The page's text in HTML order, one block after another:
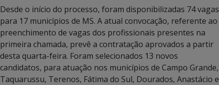
Desde o início do processo, foram disponibilizadas 74 vagas
para 17 municípios de MS. A atual convocação, referente ao
preenchimento de vagas dos profissionais presentes na
primeira chamada, prevê a contratação aprovados a partir
desta quarta-feira. Foram selecionados 13 novos
candidatos, para atuação nos municípios de Campo Grande,
Taquarussu, Terenos, Fátima do Sul, Dourados, Anastácio e